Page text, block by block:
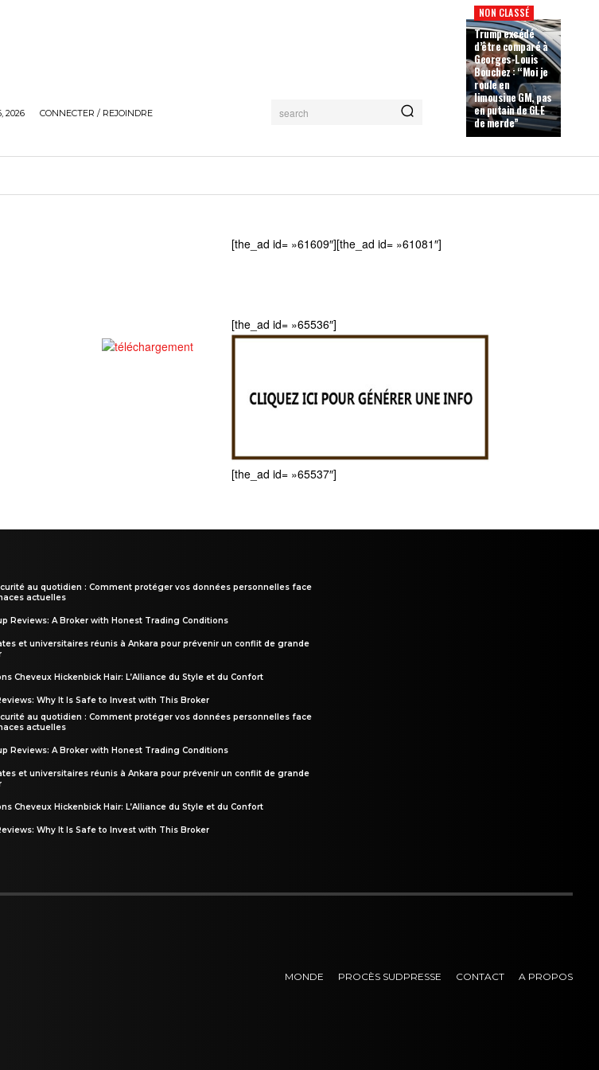
2026 CONNECTER / REJOINDRE search
NON CLASSÉ
Trump excédé
d’être comparé à
Georges-Louis
Bouchez : “Moi je
roule en
limousine GM, pas
en putain de GLE
de merde”
[the_ad id= »61609″][the_ad id= »61081″]
[the_ad id= »65536″]
[the_ad id= »65537″]
au quotidien : Comment protéger vos données personnelles face
actuelles
Reviews: A Broker with Honest Trading Conditions
et universitaires réunis à Ankara pour prévenir un conflit de grande
Cheveux Hickenbick Hair: L’Alliance du Style et du Confort
Why It Is Safe to Invest with This Broker
au quotidien : Comment protéger vos données personnelles face
actuelles
Reviews: A Broker with Honest Trading Conditions
et universitaires réunis à Ankara pour prévenir un conflit de grande
Cheveux Hickenbick Hair: L’Alliance du Style et du Confort
Why It Is Safe to Invest with This Broker
MONDE PROCÈS SUDPRESSE CONTACT A PROPOS